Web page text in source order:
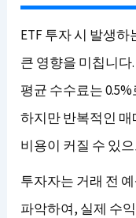
ETF 투자 시 발생
큰 영향을 미칩니다
평균 수수료는
하지만 반복적인
비용이 커질 수 있
투자자는 거래 전
파악하여, 실제 수